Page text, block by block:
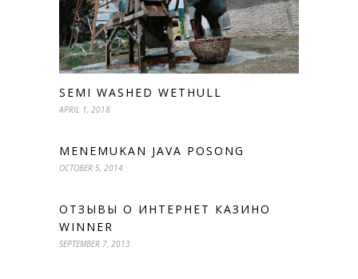
SEMI WASHED WETHULL
APRIL 1, 2018
MENEMUKAN JAVA POSONG
OCTOBER 5, 2014
ОТЗЫВЫ О ИНТЕРНЕТ КАЗИНО
WINNER
SEPTEMBER 7, 2013